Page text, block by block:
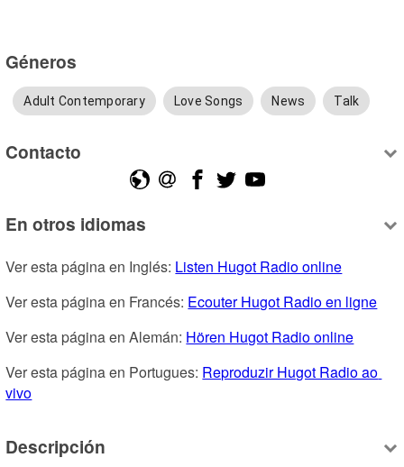
Géneros
Adult Contemporary Love Songs News Talk
Contacto
En otros idiomas
Ver esta página en Inglés: Listen Hugot Radio online
Ver esta página en Francés: Ecouter Hugot Radio en ligne
Ver esta página en Alemán: Hören Hugot Radio online
Ver esta página en Portugues: Reproduzir Hugot Radio ao
vivo
Descripción